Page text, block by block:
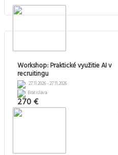
Workshop: Praktické využitie AI v
recruitingu
27.11.2026 - 27.11.2026
Bratislava
270 €